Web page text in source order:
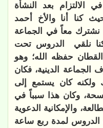
الالتزام بعد النشأة
كنا أنا والأخ أحمد
معاً في الجماعة
نلقي
الدروس تحت
حفظه الله؛ وهو
الدينية، فكان
كان يستمع إلى
وكان هذا سبباً في
والإمكانية الدعوية
الدروس لمدة ربع ساعة